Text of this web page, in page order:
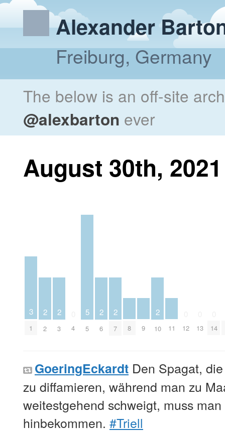
Alexander
Freiburg, Germany
The below is an off-site
@alexbarton ever
August 30th, 2021
3
1
2
2
2
3 4
5
5
2
6
2
7 8 9
2
10 11 12 13 14
GoeringEckardt Den Spagat,
zu diffamieren, während man zu
weitestgehend schweigt, muss
hinbekommen. #Triell